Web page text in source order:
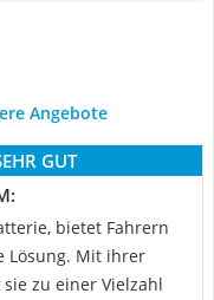
Angebote
GUT
bietet Fahrern
Lösung. Mit ihrer
zu einer Vielzahl